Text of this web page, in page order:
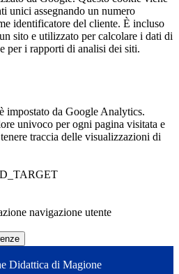
unici assegnando un numero
identificatore del cliente. È incluso
sito e utilizzato per calcolare i dati di
per i rapporti di analisi dei siti.
impostato da Google Analytics.
univoco per ogni pagina visitata e
traccia delle visualizzazioni di
navigazione utente
Didattica di Magione